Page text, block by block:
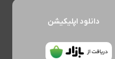
دانلود اپلیکیشن